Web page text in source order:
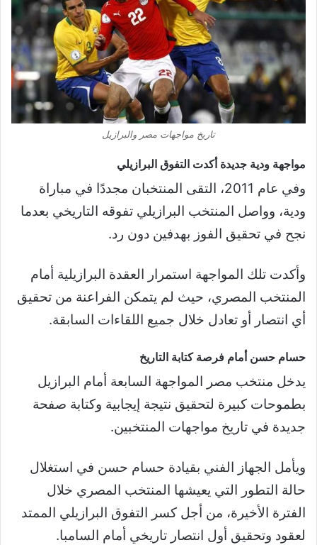
تاريخ مواجهات مصر والبرازيل
مواجهة ودية جديدة أكدت التفوق البرازيلي
وفي عام 2011، التقى المنتخبان مجددًا في مباراة
ودية، وواصل المنتخب البرازيلي تفوقه التاريخي بعدما
نجح في تحقيق الفوز بهدفين دون رد.
وأكدت تلك المواجهة استمرار العقدة البرازيلية أمام
المنتخب المصري، حيث لم يتمكن الفراعنة من تحقيق
أي انتصار أو تعادل خلال جميع اللقاءات السابقة.
حسام حسن أمام فرصة كتابة التاريخ
يدخل منتخب مصر المواجهة السابعة أمام البرازيل
بطموحات كبيرة لتحقيق نتيجة إيجابية وكتابة صفحة
جديدة في تاريخ مواجهات المنتخبين.
ويأمل الجهاز الفني بقيادة حسام حسن في استغلال
حالة التطور التي يعيشها المنتخب المصري خلال
الفترة الأخيرة، من أجل كسر التفوق البرازيلي الممتد
لعقود وتحقيق أول انتصار تاريخي أمام السامبا.